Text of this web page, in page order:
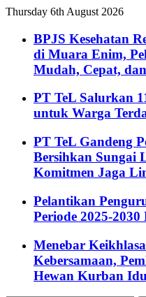
Thursday 6th August 2026
BPJS Kesehatan
di Muara Enim,
Mudah, Cepat,
PT TeL Salurkan
untuk Warga
PT TeL Gandeng
Bersihkan Sungai
Komitmen Jaga
Pelantikan
Periode 2025-
Menebar
Kebersamaan,
Hewan Kurban